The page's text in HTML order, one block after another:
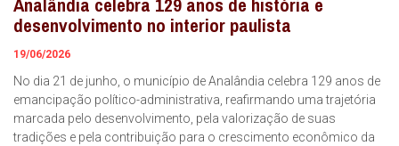
desenvolvimento no interior paulista
19/06/2026
No dia 21 de junho, o município de Analândia celebra 129 anos de
emancipação político-administrativa, reafirmando uma trajetória
marcada pelo desenvolvimento, pela valorização de suas
tradições e pela contribuição para o crescimento econômico da